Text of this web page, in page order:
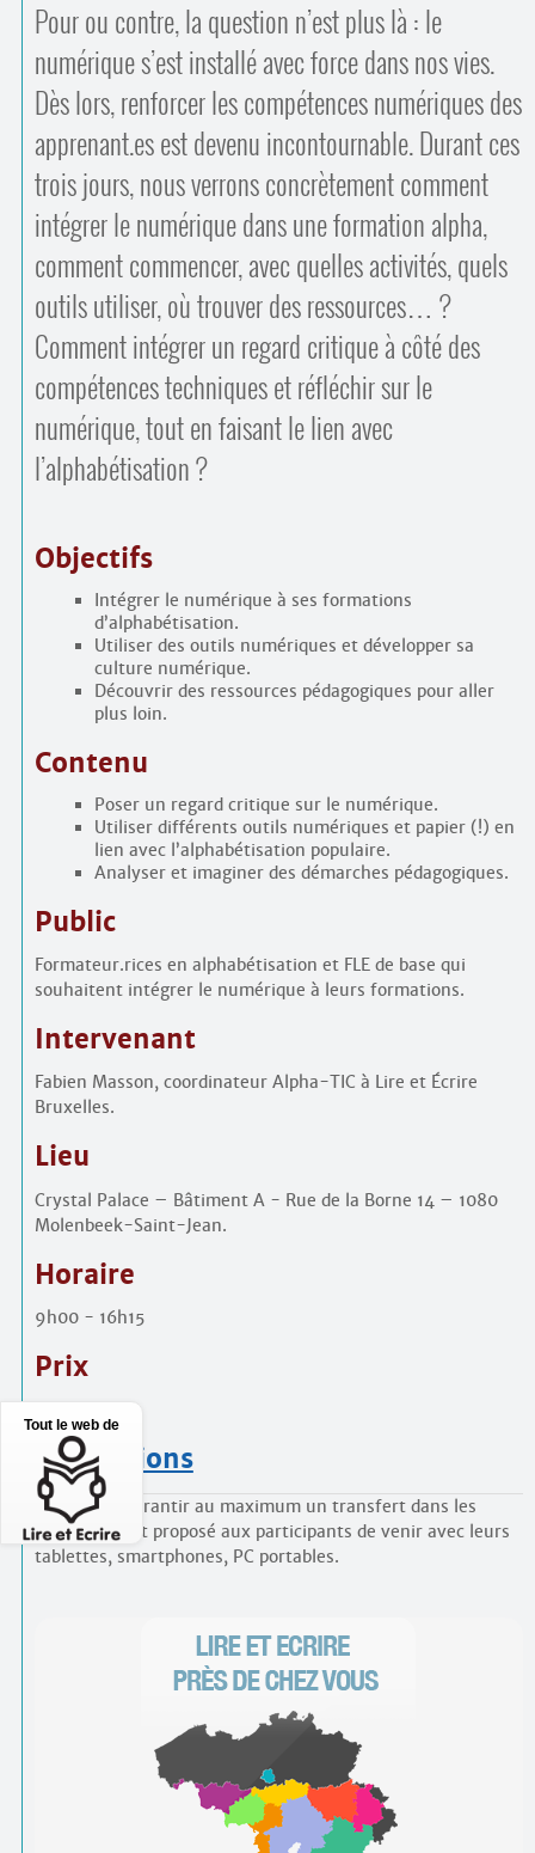
Pour ou contre, la question n’est plus là : le
numérique s’est installé avec force dans nos vies.
Dès lors, renforcer les compétences numériques des
apprenant.es est devenu incontournable. Durant ces
trois jours, nous verrons concrètement comment
intégrer le numérique dans une formation alpha,
comment commencer, avec quelles activités, quels
outils utiliser, où trouver des ressources… ?
Comment intégrer un regard critique à côté des
compétences techniques et réfléchir sur le
numérique, tout en faisant le lien avec
l’alphabétisation ?
Objectifs
Intégrer le numérique à ses formations
d’alphabétisation.
Utiliser des outils numériques et développer sa
culture numérique.
Découvrir des ressources pédagogiques pour aller
plus loin.
Contenu
Poser un regard critique sur le numérique.
Utiliser différents outils numériques et papier (!) en
lien avec l’alphabétisation populaire.
Analyser et imaginer des démarches pédagogiques.
Public
Formateur.rices en alphabétisation et FLE de base qui
souhaitent intégrer le numérique à leurs formations.
Intervenant
Fabien Masson, coordinateur Alpha-TIC à Lire et Écrire
Bruxelles.
Lieu
Crystal Palace – Bâtiment A - Rue de la Borne 14 – 1080
Molenbeek-Saint-Jean.
Horaire
9h00 - 16h15
Prix
Inscriptions
[1]Afin de garantir au maximum un transfert dans les
groupes, il est proposé aux participants de venir avec leurs
tablettes, smartphones, PC portables.
Tout le web de